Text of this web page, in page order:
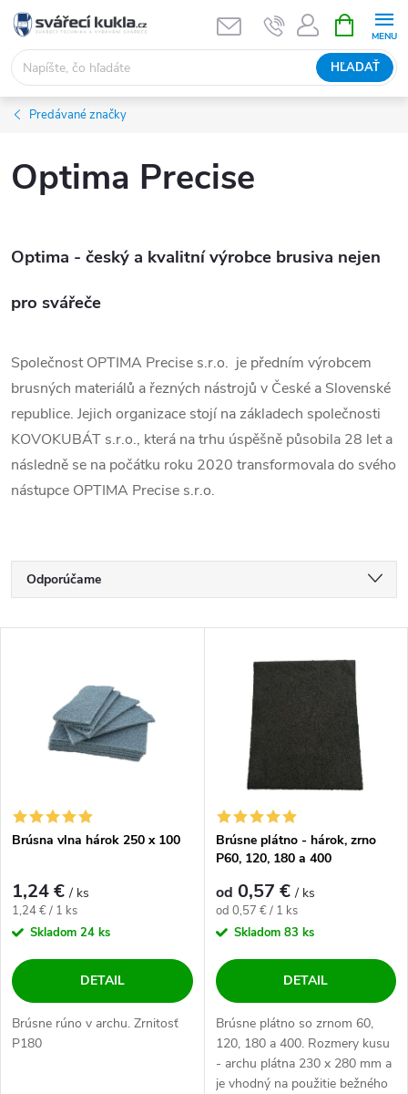
Prejsť na obsah
HĽADAŤ
Predávané značky
Optima Precise
Optima - český a kvalitní výrobce brusiva nejen
pro svářeče
Společnost OPTIMA Precise s.r.o. je předním výrobcem
brusných materiálů a řezných nástrojů v České a Slovenské
republice. Jejich organizace stojí na základech společnosti
KOVOKUBÁT s.r.o., která na trhu úspěšně působila 28 let a
následně se na počátku roku 2020 transformovala do svého
nástupce OPTIMA Precise s.r.o.
Radenie produktov
Odporúčame
Najpredávanejšie
Abecedne
Výpis produktov
Brúsna vlna hárok 250 x 100
1,24 €/ ks
Jednotková cena:
1,24 € / 1 ks
Skladom 24 ks
DETAIL
Brúsne rúno v archu. Zrnitosť
P180
Brúsne plátno - hárok, zrno
P60, 120, 180 a 400
od 0,57 €/ ks
Jednotková cena:
od 0,57 € / 1 ks
Skladom 83 ks
DETAIL
Brúsne plátno so zrnom 60,
120, 180 a 400. Rozmery kusu
- archu plátna 230 x 280 mm a
je vhodný na použitie bežného